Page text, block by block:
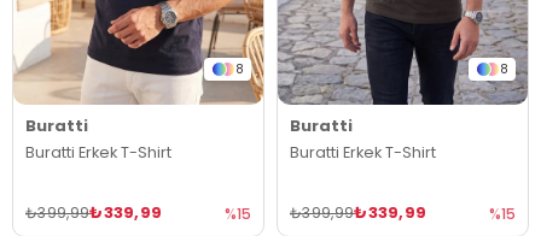
8
Buratti
Buratti Erkek T-Shirt
₺339,99
₺399,99 %15
8
Buratti
Buratti Erkek T-Shirt
₺339,99
₺399,99 %15